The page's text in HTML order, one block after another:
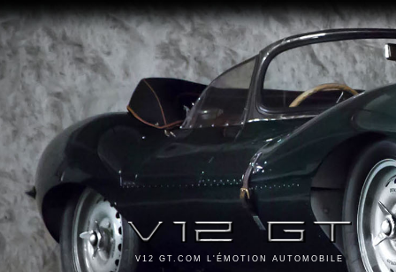
V12 GT.COM L'ÉMOTION AUTOMOBILE